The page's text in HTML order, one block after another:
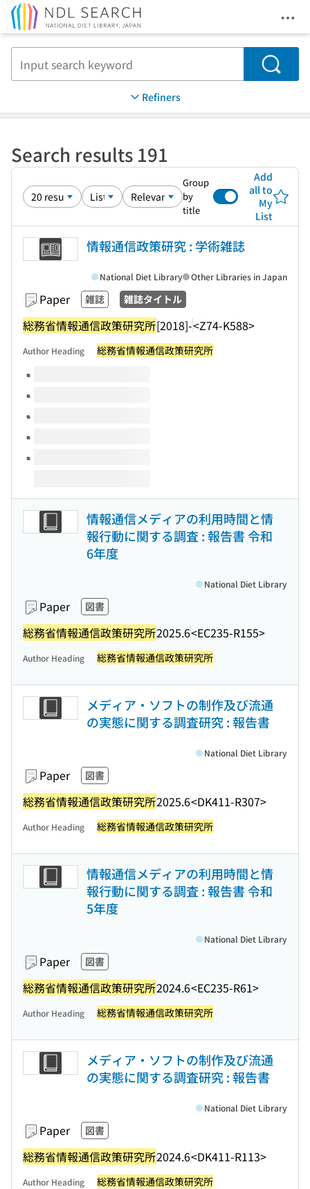
Search
Refiners
Search results 191
Group
by
title
Add
all to
My
List
情報通信政策研究 : 学術雑誌
Paper 雑誌 雑誌タイトル
総務省情報通信政策研究所[2018]-<Z74-K588>
National Diet Library Other Libraries in Japan
Author Heading 総務省情報通信政策研究所
Volumes of this title
情報通信メディアの利用時間と情
報行動に関する調査 : 報告書 令和
6年度
Paper 図書
総務省情報通信政策研究所2025.6<EC235-R155>
National Diet Library
Author Heading 総務省情報通信政策研究所
メディア・ソフトの制作及び流通
の実態に関する調査研究 : 報告書
Paper 図書
総務省情報通信政策研究所2025.6<DK411-R307>
National Diet Library
Author Heading 総務省情報通信政策研究所
情報通信メディアの利用時間と情
報行動に関する調査 : 報告書 令和
5年度
Paper 図書
総務省情報通信政策研究所2024.6<EC235-R61>
National Diet Library
Author Heading 総務省情報通信政策研究所
メディア・ソフトの制作及び流通
の実態に関する調査研究 : 報告書
Paper 図書
総務省情報通信政策研究所2024.6<DK411-R113>
National Diet Library
Author Heading 総務省情報通信政策研究所